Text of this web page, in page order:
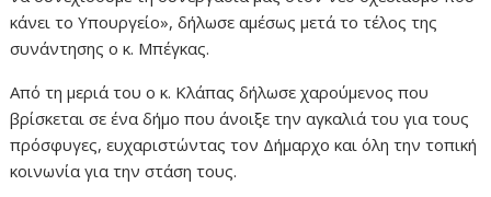
κάνει το Υπουργείο», δήλωσε αμέσως μετά το τέλος της
συνάντησης ο κ. Μπέγκας.
Από τη μεριά του ο κ. Κλάπας δήλωσε χαρούμενος που
βρίσκεται σε ένα δήμο που άνοιξε την αγκαλιά του για τους
πρόσφυγες, ευχαριστώντας τον Δήμαρχο και όλη την τοπική
κοινωνία για την στάση τους.